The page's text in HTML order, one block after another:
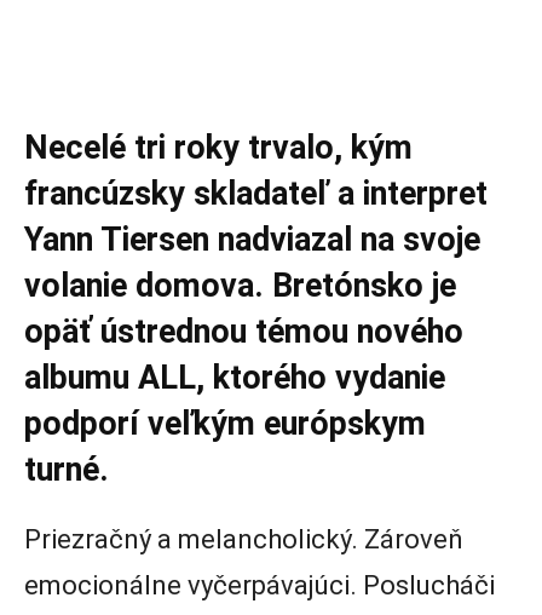
Necelé tri roky trvalo, kým
francúzsky skladateľ a interpret
Yann Tiersen nadviazal na svoje
volanie domova. Bretónsko je
opäť ústrednou témou nového
albumu ALL, ktorého vydanie
podporí veľkým európskym
turné.
Priezračný a melancholický. Zároveň
emocionálne vyčerpávajúci. Poslucháči